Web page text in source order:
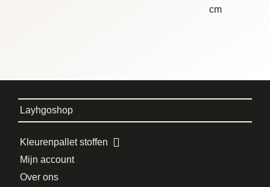
cm
Layhgoshop
Kleurenpallet stoffen
Mijn account
Over ons